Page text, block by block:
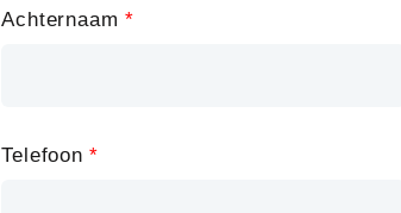
Achternaam
Telefoon